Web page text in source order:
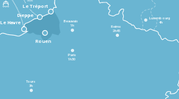
Le Havre
Dieppe
Le Tréport
Tours
3h
Paris
1h30
Beauvais
1h
Reims
2h45
Luxembourg
4h
Rouen